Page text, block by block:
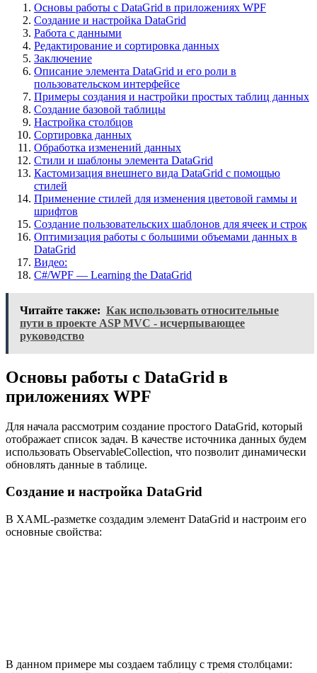
Основы работы с DataGrid в приложениях WPF
Создание и настройка DataGrid
Работа с данными
Редактирование и сортировка данных
Заключение
Описание элемента DataGrid и его роли в
пользовательском интерфейсе
Примеры создания и настройки простых таблиц данных
Создание базовой таблицы
Настройка столбцов
Сортировка данных
Обработка изменений данных
Стили и шаблоны элемента DataGrid
Кастомизация внешнего вида DataGrid с помощью
стилей
Применение стилей для изменения цветовой гаммы и
шрифтов
Создание пользовательских шаблонов для ячеек и строк
Оптимизация работы с большими объемами данных в
DataGrid
Видео:
C#/WPF — Learning the DataGrid
Читайте также: Как использовать относительные
пути в проекте ASP MVC - исчерпывающее
руководство
Основы работы с DataGrid в
приложениях WPF
Для начала рассмотрим создание простого DataGrid, который
отображает список задач. В качестве источника данных будем
использовать ObservableCollection, что позволит динамически
обновлять данные в таблице.
Создание и настройка DataGrid
В XAML-разметке создадим элемент DataGrid и настроим его
основные свойства:
В данном примере мы создаем таблицу с тремя столбцами: